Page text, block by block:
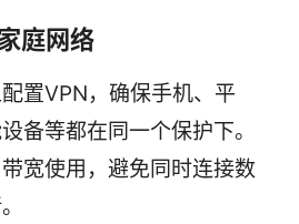
庭网络
置VPN，确保手机、平
备等都在同一个保护下。
宽使用，避免同时连接数